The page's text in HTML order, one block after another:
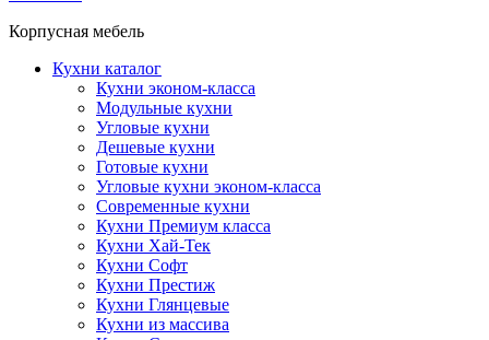
Корпусная мебель
Кухни каталог
Кухни эконом-класса
Модульные кухни
Угловые кухни
Дешевые кухни
Готовые кухни
Угловые кухни эконом-класса
Современные кухни
Кухни Премиум класса
Кухни Хай-Тек
Кухни Софт
Кухни Престиж
Кухни Глянцевые
Кухни из массива